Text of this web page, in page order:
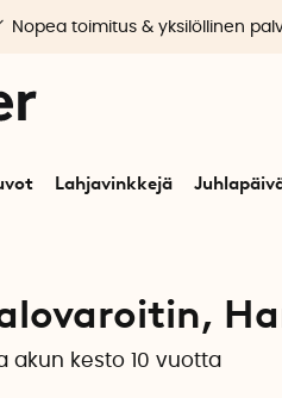
Lahjavinkkejä
Nopea toimitus & yksilöllinen
akun kesto 10 vuotta